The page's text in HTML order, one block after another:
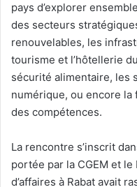
pays d’explorer ensemble
des secteurs
renouvelables, les
tourisme et l’hôtellerie
sécurité alimentaire, les
numérique, ou encore
des compétences.
La rencontre s’inscrit
portée par la CGEM et le
d’affaires à Rabat avait